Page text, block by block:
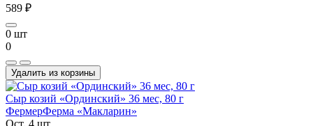
589 ₽
0 шт
0
Удалить из корзины
Сыр козий «Ординский» 36 мес, 80 г
ФермерФерма «Макларин»
Ост. 4 шт